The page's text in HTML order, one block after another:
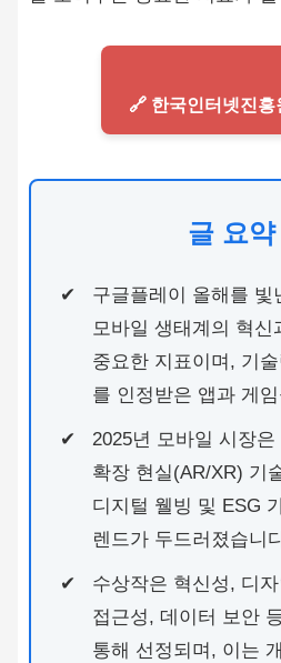
🔗 한국인터넷진흥
글 요약
구글플레이 올해를 빛
모바일 생태계의 혁신
중요한 지표이며, 기
를 인정받은 앱과 게
2025년 모바일 시장
확장 현실(AR/XR) 기
디지털 웰빙 및 ESG
렌드가 두드러졌습니
수상작은 혁신성, 디
접근성, 데이터 보안
통해 선정되며, 이는